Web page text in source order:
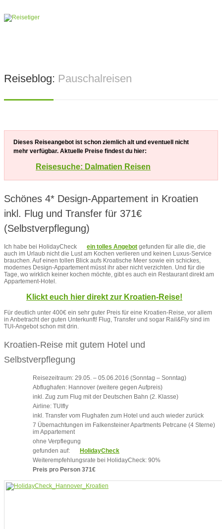
Reiseblog: Pauschalreisen
Dieses Reiseangebot ist schon ziemlich alt und eventuell nicht
mehr verfügbar. Aktuelle Preise findest du hier:
Reisesuche: Dalmatien Reisen
Schönes 4* Design-Appartement in Kroatien
inkl. Flug und Transfer für 371€
(Selbstverpflegung)
Ich habe bei HolidayCheck ein tolles Angebot gefunden für alle die, die
auch im Urlaub nicht die Lust am Kochen verlieren und keinen Luxus-Service
brauchen. Auf einen tollen Blick aufs Kroatische Meer sowie ein schickes,
modernes Design-Appartement müsst ihr aber nicht verzichten. Und für die
Tage, wo wirklich keiner kochen möchte, gibt es auch ein Restaurant direkt am
Appartement-Hotel.
Klickt euch hier direkt zur Kroatien-Reise!
Für deutlich unter 400€ ein sehr guter Preis für eine Kroatien-Reise, vor allem
in Anbetracht der guten Unterkunft! Flug, Transfer und sogar Rail&Fly sind im
TUI-Angebot schon mit drin.
Kroatien-Reise mit gutem Hotel und
Selbstverpflegung
Reisezeitraum: 29.05. – 05.06.2016 (Sonntag – Sonntag)
Abflughafen: Hannover (weitere gegen Aufpreis)
inkl. Zug zum Flug mit der Deutschen Bahn (2. Klasse)
Airline: TUIfly
inkl. Transfer vom Flughafen zum Hotel und auch wieder zurück
7 Übernachtungen im Falkensteiner Apartments Petrcane (4 Sterne)
im Appartement
ohne Verpflegung
gefunden auf:
HolidayCheck
Weiterempfehlungsrate bei HolidayCheck: 90%
Preis pro Person 371€